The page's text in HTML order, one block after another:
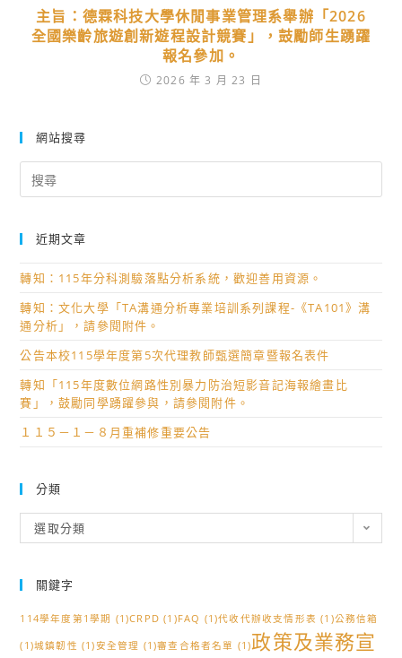
主旨：德霖科技大學休閒事業管理系舉辦「2026
全國樂齡旅遊創新遊程設計競賽」，鼓勵師生踴躍
報名參加。
2026 年 3 月 23 日
網站搜尋
for:
近期文章
轉知：115年分科測驗落點分析系統，歡迎善用資源。
轉知：文化大學「TA溝通分析專業培訓系列課程-《TA101》溝
通分析」，請參閱附件。
公告本校115學年度第5次代理教師甄選簡章暨報名表件
轉知「115年度數位網路性別暴力防治短影音記海報繪畫比
賽」，鼓勵同學踴躍參與，請參閱附件。
１１５－１－８月重補修重要公告
分類
類
選取分類
關鍵字
114學年度第1學期 (1)CRPD (1)FAQ (1)代收代辦收支情形表 (1)公務信箱
(1)城鎮韌性 (1)安全管理 (1)審查合格者名單 (1)政策及業務宣